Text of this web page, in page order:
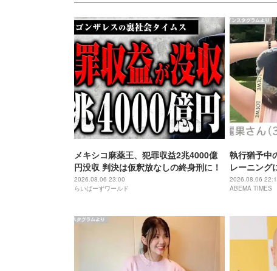
メキシコ麻薬王、犯罪収益2兆4000億
円没収 判決は仮釈放なしの終身刑に！
2026.08.06 23:00
らいばーずワールド
執行猶予中
レーニング
「痩せ過ぎ
2026.08.06
ABEMA TIMES